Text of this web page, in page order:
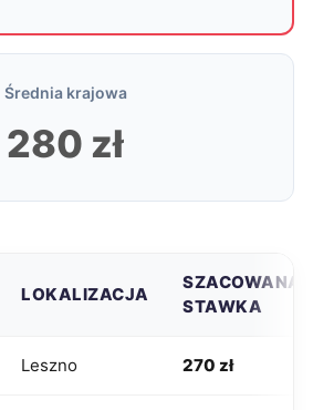
Średnia krajowa
280 zł
LOKALIZACJA
SZACOWANA
STAWKA
Leszno 270 zł